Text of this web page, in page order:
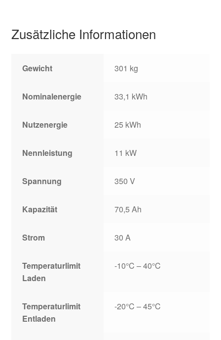
Zusätzliche Informationen
Gewicht 301 kg
Nominalenergie 33,1 kWh
Nutzenergie 25 kWh
Nennleistung 11 kW
Spannung 350 V
Kapazität 70,5 Ah
Strom 30 A
Temperaturlimit
Laden
-10°C – 40°C
Temperaturlimit
Entladen
-20°C – 45°C